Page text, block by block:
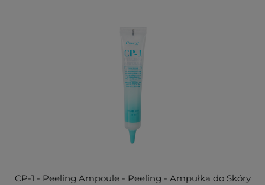
CP-1 - Peeling Ampoule - Peeling - Ampułka do Skóry